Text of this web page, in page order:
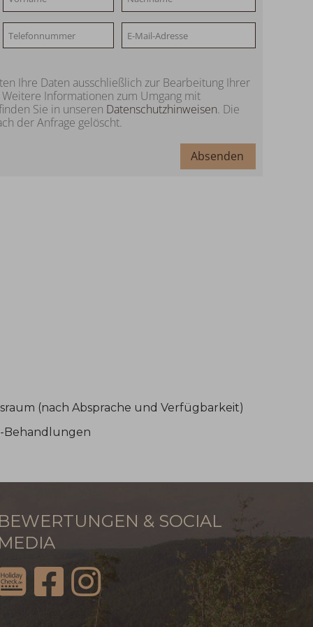
Ihre Daten ausschließlich zur Bearbeitung Ihrer
Informationen zum Umgang mit
Sie in unseren Datenschutzhinweisen. Die
der Anfrage gelöscht.
Absenden
(nach Absprache und Verfügbarkeit)
Behandlungen
BEWERTUNGEN & SOCIAL
MEDIA